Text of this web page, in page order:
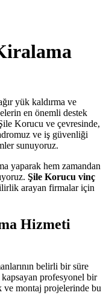
yük kaldırma ve
en önemli destek
Korucu ve çevresinde,
ve iş güvenliği
sunuyoruz.
yaparak hem zamandan
Şile Korucu vinç
arayan firmalar için
Hizmeti
belirli bir süre
profesyonel bir
montaj projelerinde bu